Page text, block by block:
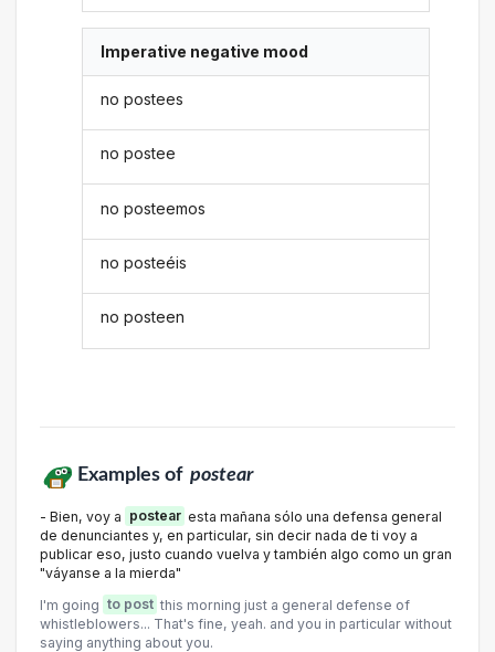
Imperative negative mood
no postees
no postee
no posteemos
no posteéis
no posteen
Examples of postear
- Bien, voy a postear esta mañana sólo una defensa general
de denunciantes y, en particular, sin decir nada de ti voy a
publicar eso, justo cuando vuelva y también algo como un gran
"váyanse a la mierda"
I'm going to post this morning just a general defense of
whistleblowers... That's fine, yeah. and you in particular without
saying anything about you.